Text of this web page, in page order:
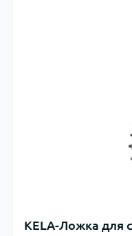
KELA-Ложка для